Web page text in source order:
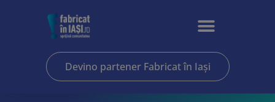
Devino partener Fabricat în Iași